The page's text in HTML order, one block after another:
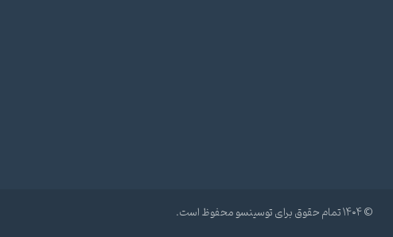
© ۱۴۰۴ تمام حقوق برای توسینسو محفوظ است.